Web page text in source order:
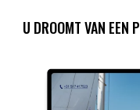
U DROOMT VAN EEN